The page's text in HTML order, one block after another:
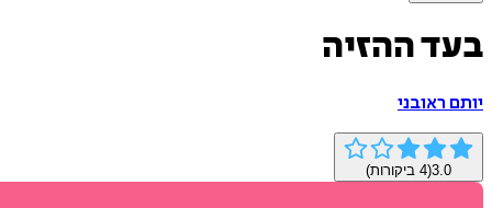
בעד ההזיה
יותם ראובני
3.0
(
4 ביקורות)